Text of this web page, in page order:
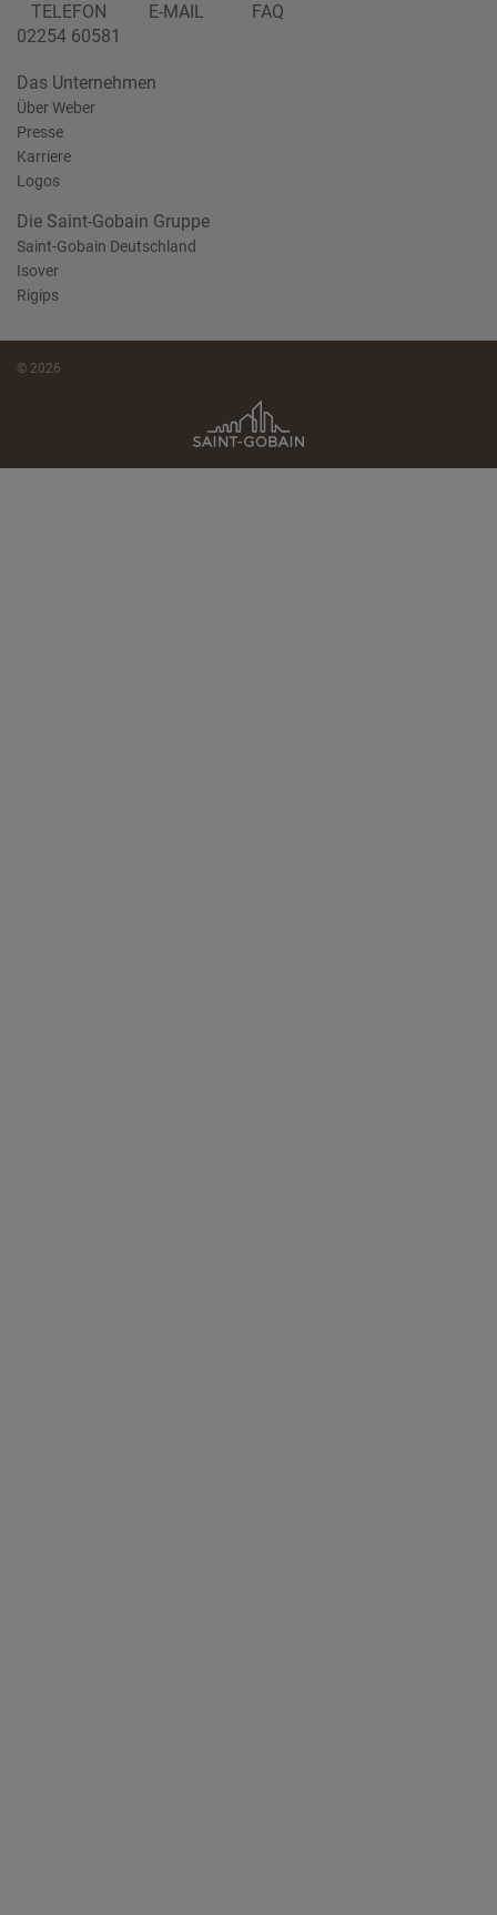
TELEFON
02254 60581
E-MAIL FAQ
Das Unternehmen
Über Weber
Presse
Karriere
Logos
Die Saint-Gobain Gruppe
Saint-Gobain Deutschland
Isover
Rigips
© 2026